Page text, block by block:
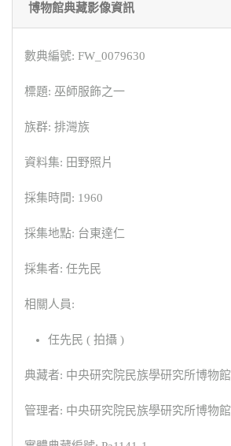
博物館典藏影像資訊
數典編號: FW_0079630
標題: 巫師服飾之一
族群: 排灣族
資料集: 田野照片
採集時間: 1960
採集地點: 台東達仁
採集者: 任先民
相關人員:
任先民 ( 拍攝 )
典藏者: 中央研究院民族學研究所博物館
管理者: 中央研究院民族學研究所博物館